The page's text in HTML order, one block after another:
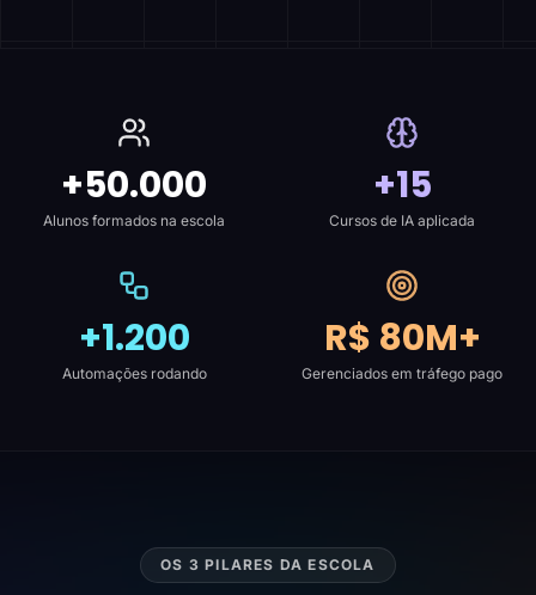
+50.000
Alunos formados na escola
+15
Cursos de IA aplicada
+1.200
Automações rodando
R$ 80M+
Gerenciados em tráfego pago
OS 3 PILARES DA ESCOLA